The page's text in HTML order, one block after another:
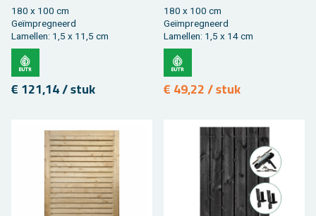
180 x 100 cm
Geïmpreg­neerd
La­mel­len: 1,5 x 11,5 cm
€ 121,14 / stuk
180 x 100 cm
Geïmpreg­neerd
La­mel­len: 1,5 x 14 cm
€ 49,22 / stuk